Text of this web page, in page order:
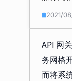
2021/
API 网
务网格
而将系